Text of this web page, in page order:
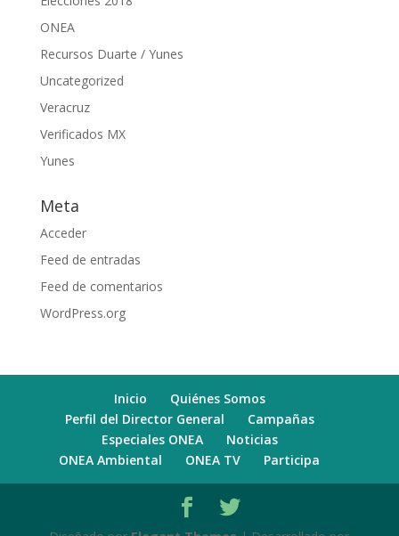
ONEA
Recursos Duarte / Yunes
Uncategorized
Veracruz
Verificados MX
Yunes
Meta
Acceder
Feed de entradas
Feed de comentarios
WordPress.org
Inicio
Quiénes Somos
Perfil del Director General
Campañas
Especiales ONEA
Noticias
ONEA Ambiental
ONEA TV Participa